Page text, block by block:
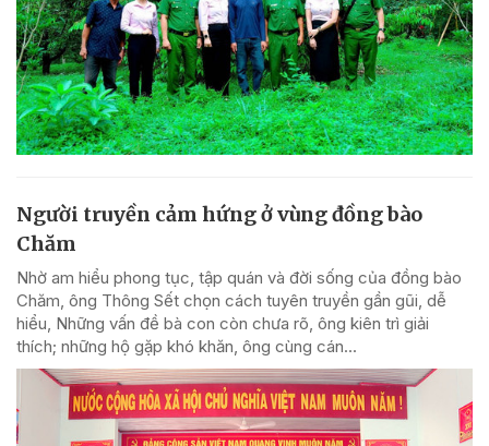
Người truyền cảm hứng ở vùng đồng bào
Chăm
Nhờ am hiểu phong tục, tập quán và đời sống của đồng bào
Chăm, ông Thông Sết chọn cách tuyên truyền gần gũi, dễ
hiểu, Những vấn đề bà con còn chưa rõ, ông kiên trì giải
thích; những hộ gặp khó khăn, ông cùng cán...